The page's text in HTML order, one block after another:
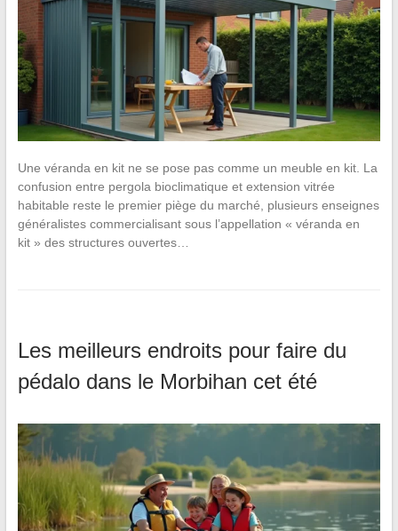
Une véranda en kit ne se pose pas comme un meuble en kit. La
confusion entre pergola bioclimatique et extension vitrée
habitable reste le premier piège du marché, plusieurs enseignes
généralistes commercialisant sous l’appellation « véranda en
kit » des structures ouvertes…
Les meilleurs endroits pour faire du
pédalo dans le Morbihan cet été